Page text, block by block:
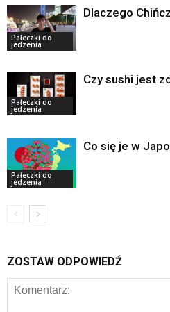
Pałeczki do
jedzenia
Dlaczego
Pałeczki do
jedzenia
Czy sushi jest
Pałeczki do
jedzenia
Co się je w
ZOSTAW ODPOWIEDŹ